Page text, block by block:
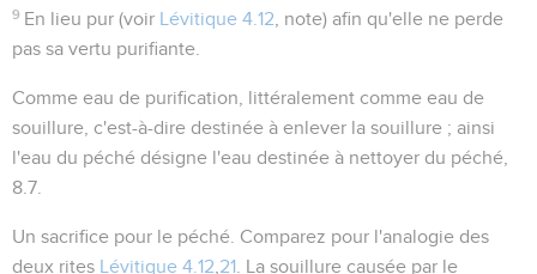
9 En lieu pur (voir Lévitique 4.12 , note) afin qu'elle ne perde
pas sa vertu purifiante.
Comme eau de purification , littéralement comme eau de
souillure , c'est-à-dire destinée à enlever la souillure ; ainsi
l'eau du péché désigne l'eau destinée à nettoyer du péché,
8.7
Un sacrifice pour le péché . Comparez pour l'analogie des
deux rites Lévitique 4.12 21 . La souillure causée par le